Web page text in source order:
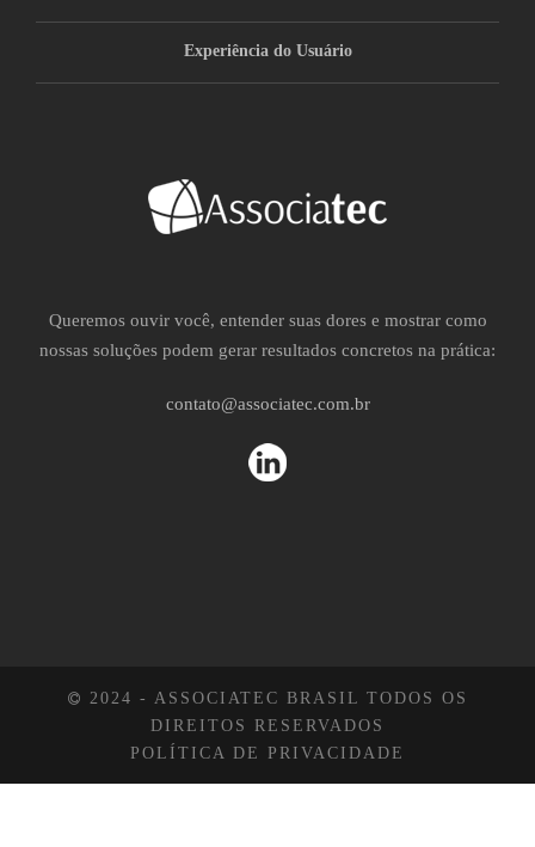
Experiência do Usuário
Queremos ouvir você, entender suas dores e mostrar como
nossas soluções podem gerar resultados concretos na prática:
contato@associatec.com.br
2024 - ASSOCIATEC BRASIL TODOS OS
DIREITOS RESERVADOS
POLÍTICA DE PRIVACIDADE